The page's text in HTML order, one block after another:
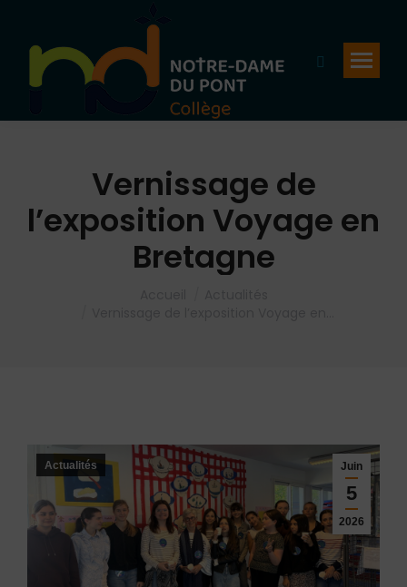
Recherche
Vernissage de
l’exposition Voyage en
Bretagne
Juin
5
2026
Actualités